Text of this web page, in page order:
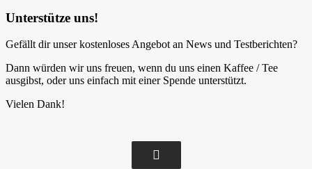
Unterstütze uns!
Gefällt dir unser kostenloses Angebot an News und Testberichten?
Dann würden wir uns freuen, wenn du uns einen Kaffee / Tee
ausgibst, oder uns einfach mit einer Spende unterstützt.
Vielen Dank!